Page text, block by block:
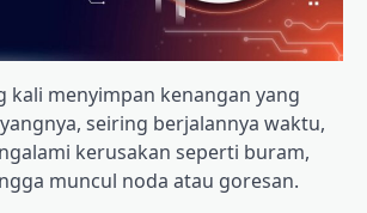
kali menyimpan kenangan yang
seiring berjalannya waktu,
kerusakan seperti buram,
muncul noda atau goresan.